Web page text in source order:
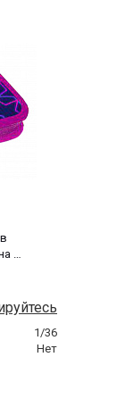
1/36
Нет